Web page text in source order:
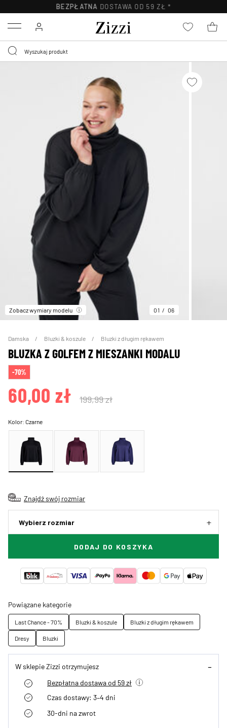
BEZPŁATNA DOSTAWA OD 59 ZŁ *
Menu
Zobacz wymiary modelu 01 06
Damska Bluzki & koszule Bluzki z długim rękawem
BLUZKA Z GOLFEM Z MIESZANKI MODALU
-70%
60,00 zł 199,99 zł
Kolor:Czarne
Znajdź swój rozmiar
Wybierz rozmiar
DODAJ DO KOSZYKA
Powiązane kategorie
Last Chance - 70% Bluzki & koszule
Bluzki z długim rękawem
Dresy
Bluzki
W sklepie Zizzi otrzymujesz
Bezpłatna dostawa od 59 zł
Czas dostawy: 3–4 dni
30-dni na zwrot